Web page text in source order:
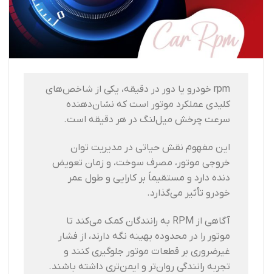
rpm خودرو یا دور در دقیقه، یکی از شاخص‌های
کلیدی عملکرد موتور است که نشان‌دهنده
سرعت چرخش میل‌لنگ در هر دقیقه است.
این مفهوم نقش حیاتی در مدیریت توان
خروجی موتور، مصرف سوخت، و زمان تعویض
دنده دارد و مستقیماً بر کارایی و طول عمر
خودرو تأثیر می‌گذارد.
آگاهی از RPM به رانندگان کمک می‌کند تا
موتور را در محدوده بهینه نگه دارند، از فشار
غیرضروری بر قطعات موتور جلوگیری کنند و
تجربه رانندگی روان‌تر و ایمن‌تری داشته باشند.